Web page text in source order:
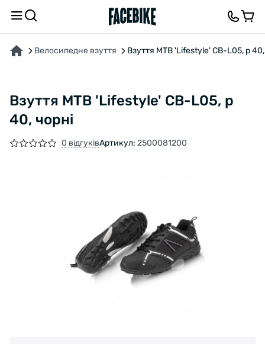
Велосипедне взуття Взуття MTB 'Lifestyle' CB-L05, р 40,
Взуття MTB 'Lifestyle' CB-L05, р
40, чорні
0 відгуківАртикул: 2500081200
ПРО ТОВАР ХАРАКТЕРИСТИКИОПИС ВІДГУКИ ТА ЗАПИТАННЯ